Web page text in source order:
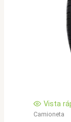
Vista
Camioneta